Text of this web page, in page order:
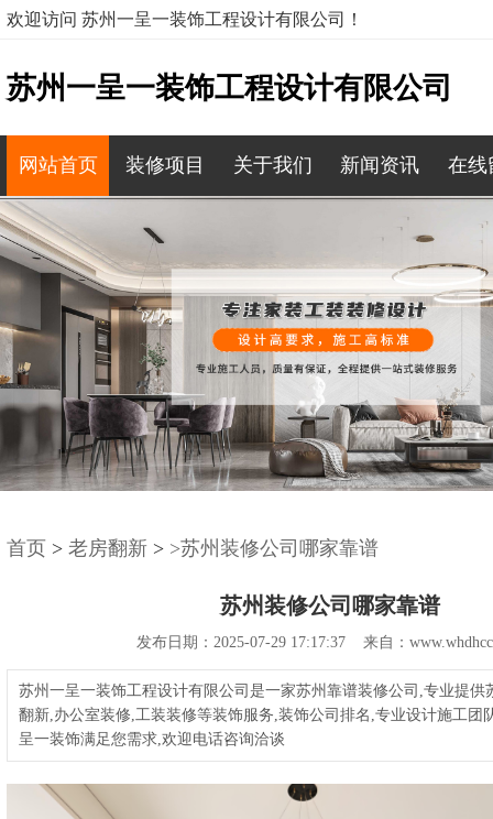
欢迎访问 苏州一呈一装饰工程设计有限公司！
苏州一呈一装饰工程设计有限公司
网站首页 装修项目 关于我们 新闻资讯 在线
首页 > 老房翻新 > >苏州装修公司哪家靠谱
苏州装修公司哪家靠谱
发布日期：2025-07-29 17:17:37 来自：
苏州一呈一装饰工程设计有限公司是一家苏州靠谱装修公司,专业提供
翻新,办公室装修,工装装修等装饰服务,装饰公司排名,专业设计施工团
呈一装饰满足您需求,欢迎电话咨询洽谈